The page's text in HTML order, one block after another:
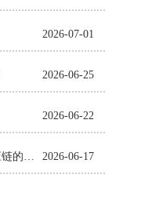
2026-07-01
2026-06-25
2026-06-22
2026-06-17